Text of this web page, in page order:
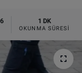
1 DK
OKUNMA SÜRESI